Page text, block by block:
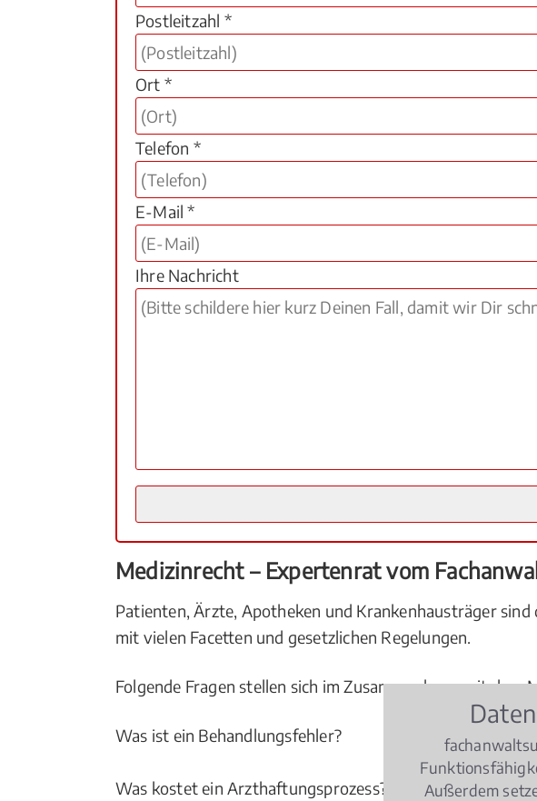
Postleitzahl *
Ort *
Telefon *
E-Mail *
Ihre Nachricht
Medizinrecht – Expertenrat vom
Patienten, Ärzte, Apotheken und Krankenhausträger
mit vielen Facetten und gesetzlichen Regelungen.
Folgende Fragen stellen sich im Zusammenhang mit dem
Was ist ein Behandlungsfehler?
Was kostet ein Arzthaftungsprozess?
Außerdem